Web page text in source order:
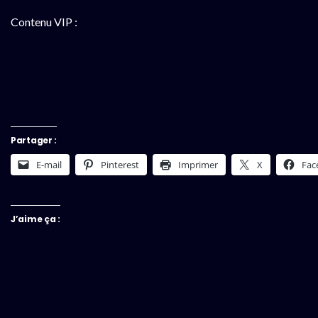
Contenu VIP :
Partager :
E-mail Pinterest Imprimer X
J’aime ça :